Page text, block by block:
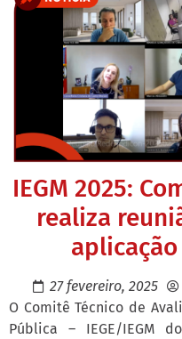
IEGM 2025:
realiza
27 fevereiro, 2025
O Comitê Técnico de
Pública – IEGE/IEGM